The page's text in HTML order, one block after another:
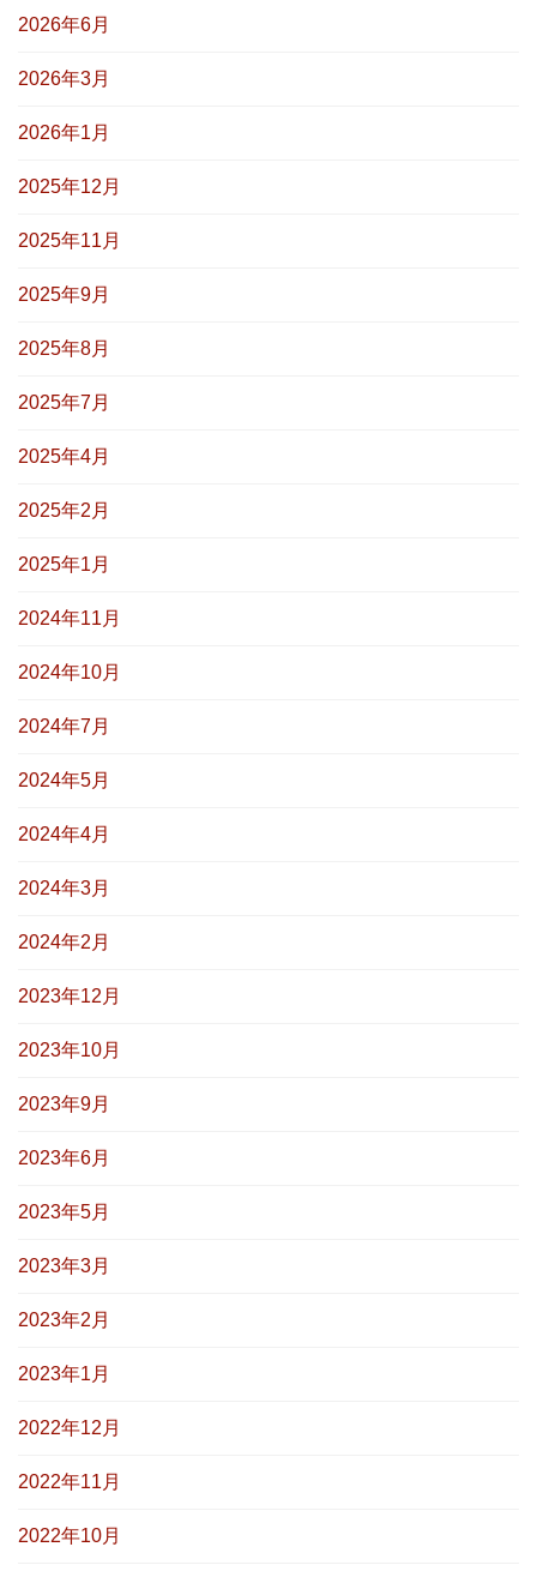
2026年6月
2026年3月
2026年1月
2025年12月
2025年11月
2025年9月
2025年8月
2025年7月
2025年4月
2025年2月
2025年1月
2024年11月
2024年10月
2024年7月
2024年5月
2024年4月
2024年3月
2024年2月
2023年12月
2023年10月
2023年9月
2023年6月
2023年5月
2023年3月
2023年2月
2023年1月
2022年12月
2022年11月
2022年10月